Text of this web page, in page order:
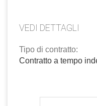
VEDI DETTAGLI
Tipo di contratto:
Contratto a tempo